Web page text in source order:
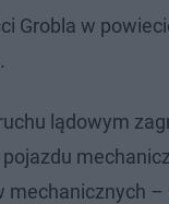
w
lądowym